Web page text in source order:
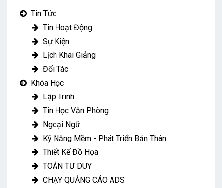
Tin Tức
Tin Hoạt Động
Sự Kiện
Lịch Khai Giảng
Đối Tác
Khóa Học
Lập Trình
Tin Học Văn Phòng
Ngoại Ngữ
Kỹ Năng Mềm - Phát Triển Bản Thân
Thiết Kế Đồ Họa
TOÁN TƯ DUY
CHẠY QUẢNG CÁO ADS